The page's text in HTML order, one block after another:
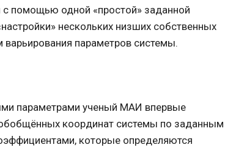
с помощью одной «простой» заданной
нескольких низших собственных
варьирования параметров системы.
параметрами ученый МАИ впервые
координат системы по заданным
которые определяются